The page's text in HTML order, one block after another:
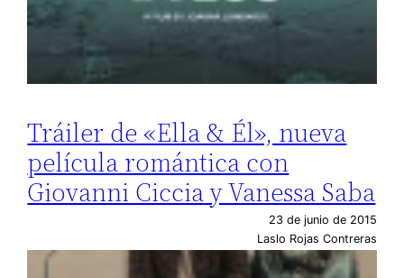
Tráiler de «Ella & Él», nueva
película romántica con
Giovanni Ciccia y Vanessa Saba
23 de junio de 2015
Laslo Rojas Contreras